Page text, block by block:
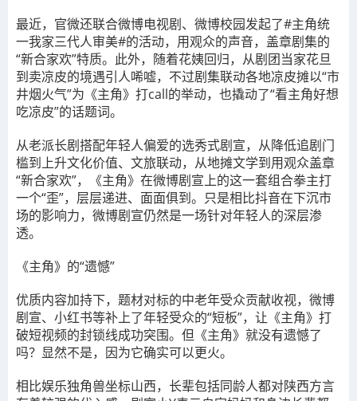
最近，官微还联合微博电视剧、微博校园发起了#主角统
一我家三代人审美#的活动， 用观众的声音，盖章剧集的
“新合家欢”特质。 此外，随着花姨回归，从剧团当家花旦
到卖凉皮的境遇引人唏嘘，不过剧集联动各地凉皮摊以“市
井烟火气”为《主角》打call的举动，也撬动了“看主角好想
吃凉皮”的话题词。
从老派长剧搭配年轻人偏爱的选秀式剧宣，从降低追剧门
槛到上升文化价值、文旅联动，从地摊文学到用观众盖章
“新合家欢”，《主角》在微博剧宣上的这一套组合拳主打
一个“歪”，层层递进、面面俱到。只是相比抖音在下沉市
场的影响力，微博剧宣仍然是一场针对年轻人的深层渗
透。
《主角》的“遗憾”
优质内容加持下，题材对标的中老年受众贡献收视，微博
剧宣、小红书等补上了年轻受众的“短板”，让《主角》打
破短视频的封锁线成功突围。但《主角》就没有遗憾了
吗？显然不是，因为它确实可以更火。
相比娱乐独角兽坐标山西，长辈包括同龄人都对陕西方言